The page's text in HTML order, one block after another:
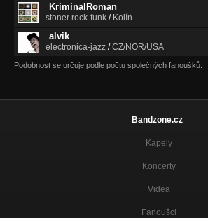
KriminalRoman
stoner rock-funk / Kolín
alvik
electronica-jazz /CZ/NOR/USA
Podobnost se určuje podle počtu společných fanoušků.
Bandzone.cz
Kapely
Koncerty
Videa
Fanoušci